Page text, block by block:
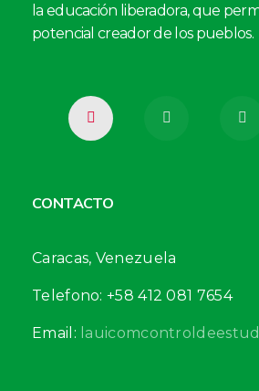
la educación liberadora, que
potencial creador de los pueblos.
CONTACTO
Caracas, Venezuela
Telefono: +58 412 081 7654
Email: